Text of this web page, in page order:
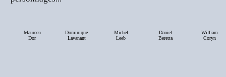
Maureen
Dor
Dominique
Lavanant
Michel
Leeb
Daniel
Beretta
William
Coryn